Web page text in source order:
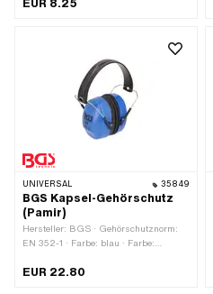
Anwendungsbereich: Sicherheit
EUR 8.25
UNIVERSAL 35849
BGS Kapsel-Gehörschutz
(Pamir)
Hersteller: BGS · Gehörschutznorm:
EN 352-1 · Farbe: blau · Farbe:
Sicherheit
EUR 22.80